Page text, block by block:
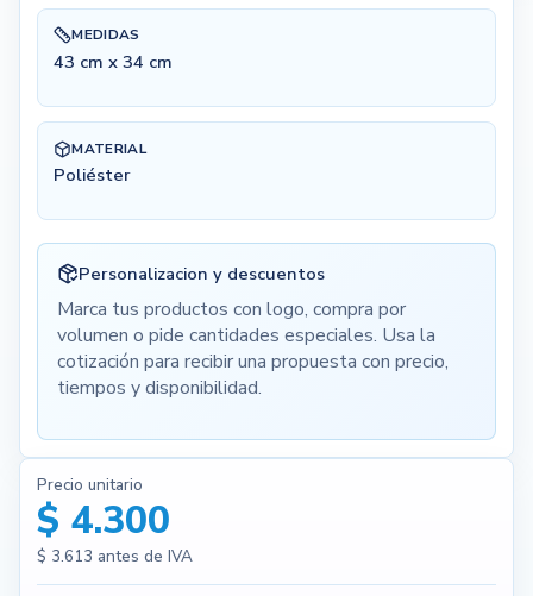
MEDIDAS
43 cm x 34 cm
MATERIAL
Poliéster
Personalizacion y descuentos
Marca tus productos con logo, compra por
volumen o pide cantidades especiales. Usa la
cotización para recibir una propuesta con precio,
tiempos y disponibilidad.
Precio unitario
$ 4.300
$ 3.613 antes de IVA